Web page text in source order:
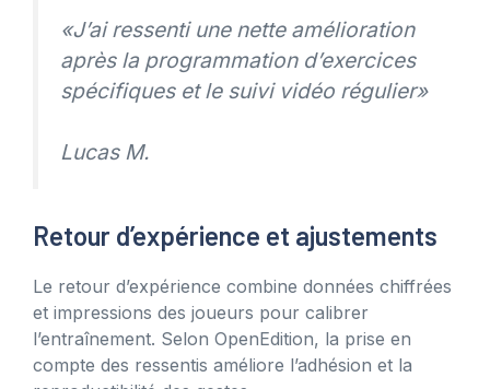
«J’ai ressenti une nette amélioration
après la programmation d’exercices
spécifiques et le suivi vidéo régulier»
Lucas M.
Retour d’expérience et ajustements
Le retour d’expérience combine données chiffrées
et impressions des joueurs pour calibrer
l’entraînement. Selon OpenEdition, la prise en
compte des ressentis améliore l’adhésion et la